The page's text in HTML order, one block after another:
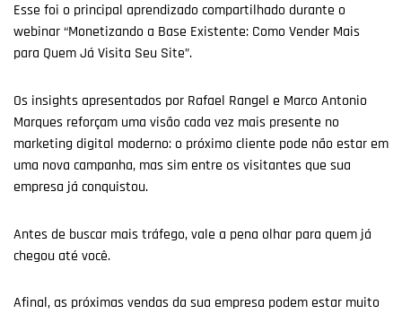
Esse foi o principal aprendizado compartilhado durante o
webinar “Monetizando a Base Existente: Como Vender Mais
para Quem Já Visita Seu Site”.
Os insights apresentados por Rafael Rangel e Marco Antonio
Marques reforçam uma visão cada vez mais presente no
marketing digital moderno: o próximo cliente pode não estar em
uma nova campanha, mas sim entre os visitantes que sua
empresa já conquistou.
Antes de buscar mais tráfego, vale a pena olhar para quem já
chegou até você.
Afinal, as próximas vendas da sua empresa podem estar muito